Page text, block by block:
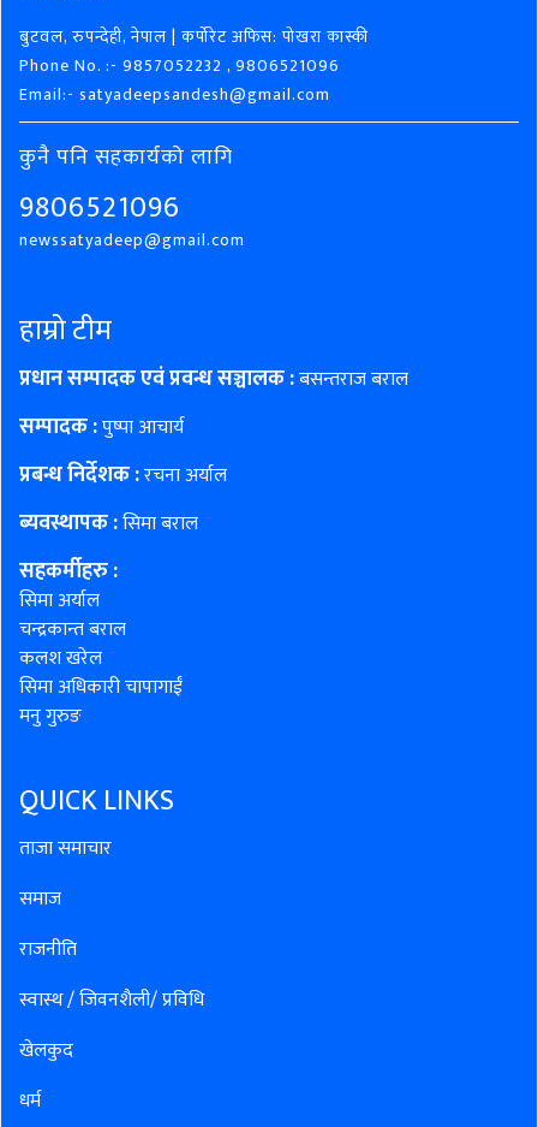
बुटवल, रुपन्देही, नेपाल | कर्पोरेट अफिस: पोखरा कास्की
Phone No. :- 9857052232 , 9806521096
Email:- satyadeepsandesh@gmail.com
कुनै पनि सहकार्यको लागि
9806521096
newssatyadeep@gmail.com
हाम्रो टीम
प्रधान सम्पादक एवं प्रवन्ध सञ्चालक :बसन्तराज बराल
सम्पादक :पुष्पा आचार्य
प्रबन्ध निर्देशक :रचना अर्याल
ब्यवस्थापक :सिमा बराल
सहकर्मीहरु:
सिमा अर्याल
चन्द्रकान्त बराल
कलश खरेल
सिमा अधिकारी चापागाईं
मनु गुरुङ
QUICK LINKS
ताजा समाचार
समाज
राजनीति
स्वास्थ / जिवनशैली/ प्रविधि
खेलकुद
धर्म